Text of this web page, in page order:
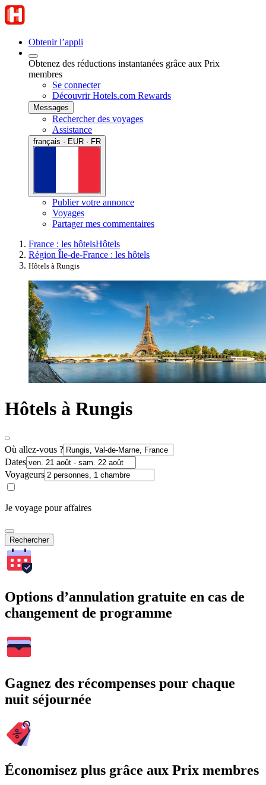
Obtenir l’appli
Obtenez des réductions instantanées grâce aux Prix
membres
Se connecter
Découvrir Hotels.com Rewards
Messages
Rechercher des voyages
Assistance
français · EUR · FR
Publier votre annonce
Voyages
Partager mes commentaires
France : les hôtelsHôtels
Région Île-de-France : les hôtels
Hôtels à Rungis
Hôtels à Rungis
Où allez-vous ?
Dates
Voyageurs
Je voyage pour affaires
Rechercher
Options d’annulation gratuite en cas de
changement de programme
Gagnez des récompenses pour chaque
nuit séjournée
Économisez plus grâce aux Prix membres